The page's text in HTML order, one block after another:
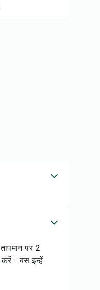
पर 2
बस इन्हें